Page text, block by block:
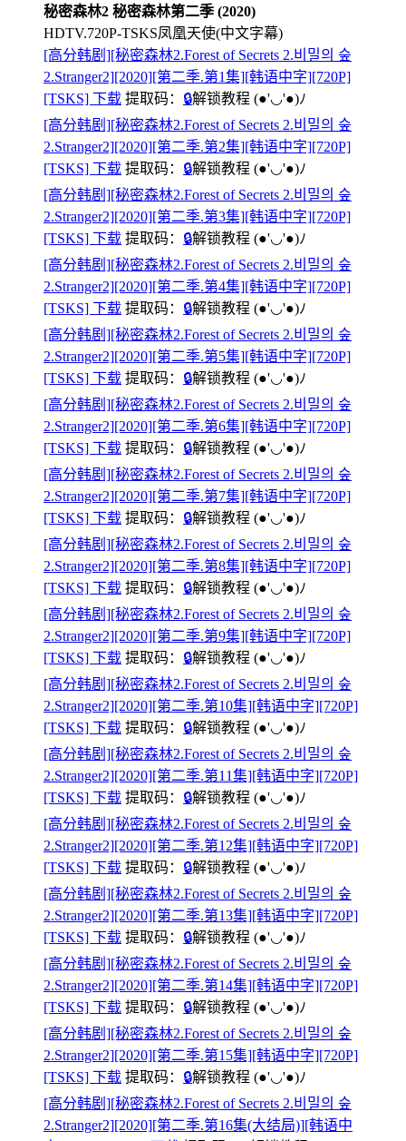
秘密森林2 秘密森林第二季 (2020)
HDTV.720P-TSKS凤凰天使(中文字幕)
[高分韩剧][秘密森林2.Forest of Secrets 2.비밀의 숲
2.Stranger2][2020][第二季.第1集][韩语中字][720P]
[TSKS] 下载 提取码： 🔒解锁教程 (●'◡'●)ﾉ
[高分韩剧][秘密森林2.Forest of Secrets 2.비밀의 숲
2.Stranger2][2020][第二季.第2集][韩语中字][720P]
[TSKS] 下载 提取码： 🔒解锁教程 (●'◡'●)ﾉ
[高分韩剧][秘密森林2.Forest of Secrets 2.비밀의 숲
2.Stranger2][2020][第二季.第3集][韩语中字][720P]
[TSKS] 下载 提取码： 🔒解锁教程 (●'◡'●)ﾉ
[高分韩剧][秘密森林2.Forest of Secrets 2.비밀의 숲
2.Stranger2][2020][第二季.第4集][韩语中字][720P]
[TSKS] 下载 提取码： 🔒解锁教程 (●'◡'●)ﾉ
[高分韩剧][秘密森林2.Forest of Secrets 2.비밀의 숲
2.Stranger2][2020][第二季.第5集][韩语中字][720P]
[TSKS] 下载 提取码： 🔒解锁教程 (●'◡'●)ﾉ
[高分韩剧][秘密森林2.Forest of Secrets 2.비밀의 숲
2.Stranger2][2020][第二季.第6集][韩语中字][720P]
[TSKS] 下载 提取码： 🔒解锁教程 (●'◡'●)ﾉ
[高分韩剧][秘密森林2.Forest of Secrets 2.비밀의 숲
2.Stranger2][2020][第二季.第7集][韩语中字][720P]
[TSKS] 下载 提取码： 🔒解锁教程 (●'◡'●)ﾉ
[高分韩剧][秘密森林2.Forest of Secrets 2.비밀의 숲
2.Stranger2][2020][第二季.第8集][韩语中字][720P]
[TSKS] 下载 提取码： 🔒解锁教程 (●'◡'●)ﾉ
[高分韩剧][秘密森林2.Forest of Secrets 2.비밀의 숲
2.Stranger2][2020][第二季.第9集][韩语中字][720P]
[TSKS] 下载 提取码： 🔒解锁教程 (●'◡'●)ﾉ
[高分韩剧][秘密森林2.Forest of Secrets 2.비밀의 숲
2.Stranger2][2020][第二季.第10集][韩语中字][720P]
[TSKS] 下载 提取码： 🔒解锁教程 (●'◡'●)ﾉ
[高分韩剧][秘密森林2.Forest of Secrets 2.비밀의 숲
2.Stranger2][2020][第二季.第11集][韩语中字][720P]
[TSKS] 下载 提取码： 🔒解锁教程 (●'◡'●)ﾉ
[高分韩剧][秘密森林2.Forest of Secrets 2.비밀의 숲
2.Stranger2][2020][第二季.第12集][韩语中字][720P]
[TSKS] 下载 提取码： 🔒解锁教程 (●'◡'●)ﾉ
[高分韩剧][秘密森林2.Forest of Secrets 2.비밀의 숲
2.Stranger2][2020][第二季.第13集][韩语中字][720P]
[TSKS] 下载 提取码： 🔒解锁教程 (●'◡'●)ﾉ
[高分韩剧][秘密森林2.Forest of Secrets 2.비밀의 숲
2.Stranger2][2020][第二季.第14集][韩语中字][720P]
[TSKS] 下载 提取码： 🔒解锁教程 (●'◡'●)ﾉ
[高分韩剧][秘密森林2.Forest of Secrets 2.비밀의 숲
2.Stranger2][2020][第二季.第15集][韩语中字][720P]
[TSKS] 下载 提取码： 🔒解锁教程 (●'◡'●)ﾉ
[高分韩剧][秘密森林2.Forest of Secrets 2.비밀의 숲
2.Stranger2][2020][第二季.第16集(大结局)][韩语中